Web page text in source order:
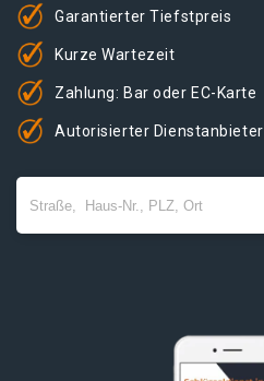
Garantierter Tiefstpreis
Kurze Wartezeit
Zahlung: Bar oder EC-Karte
Autorisierter Dienstanbieter